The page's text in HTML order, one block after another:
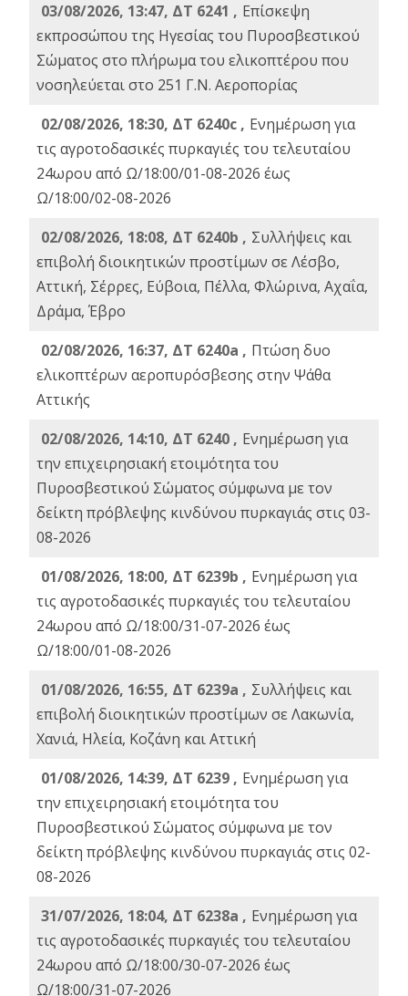
03/08/2026, 13:47, ΔΤ 6241 , Επίσκεψη
εκπροσώπου της Ηγεσίας του Πυροσβεστικού
Σώματος στο πλήρωμα του ελικοπτέρου που
νοσηλεύεται στο 251 Γ.Ν. Αεροπορίας
02/08/2026, 18:30, ΔΤ 6240c , Ενημέρωση για
τις αγροτοδασικές πυρκαγιές του τελευταίου
24ωρου από Ω/18:00/01-08-2026 έως
Ω/18:00/02-08-2026
02/08/2026, 18:08, ΔΤ 6240b , Συλλήψεις και
επιβολή διοικητικών προστίμων σε Λέσβο,
Αττική, Σέρρες, Εύβοια, Πέλλα, Φλώρινα, Αχαΐα,
Δράμα, Έβρο
02/08/2026, 16:37, ΔΤ 6240a , Πτώση δυο
ελικοπτέρων αεροπυρόσβεσης στην Ψάθα
Αττικής
02/08/2026, 14:10, ΔΤ 6240 , Ενημέρωση για
την επιχειρησιακή ετοιμότητα του
Πυροσβεστικού Σώματος σύμφωνα με τον
δείκτη πρόβλεψης κινδύνου πυρκαγιάς στις 03-
08-2026
01/08/2026, 18:00, ΔΤ 6239b , Ενημέρωση για
τις αγροτοδασικές πυρκαγιές του τελευταίου
24ωρου από Ω/18:00/31-07-2026 έως
Ω/18:00/01-08-2026
01/08/2026, 16:55, ΔΤ 6239a , Συλλήψεις και
επιβολή διοικητικών προστίμων σε Λακωνία,
Χανιά, Ηλεία, Κοζάνη και Αττική
01/08/2026, 14:39, ΔΤ 6239 , Ενημέρωση για
την επιχειρησιακή ετοιμότητα του
Πυροσβεστικού Σώματος σύμφωνα με τον
δείκτη πρόβλεψης κινδύνου πυρκαγιάς στις 02-
08-2026
31/07/2026, 18:04, ΔΤ 6238a , Ενημέρωση για
τις αγροτοδασικές πυρκαγιές του τελευταίου
24ωρου από Ω/18:00/30-07-2026 έως
Ω/18:00/31-07-2026